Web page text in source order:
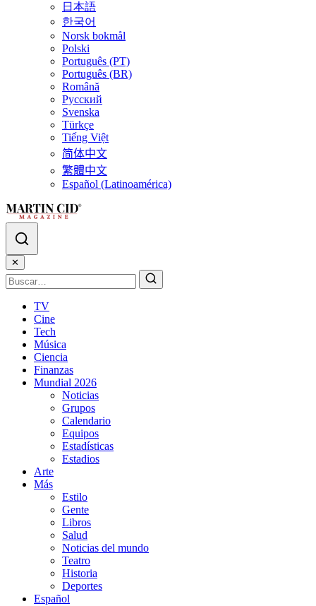
日本語
한국어
Norsk bokmål
Polski
Português (PT)
Português (BR)
Română
Русский
Svenska
Türkçe
Tiếng Việt
简体中文
繁體中文
Español (Latinoamérica)
✕
TV
Cine
Tech
Música
Ciencia
Finanzas
Mundial 2026
Noticias
Grupos
Calendario
Equipos
Estadísticas
Estadios
Arte
Más
Estilo
Gente
Libros
Salud
Noticias del mundo
Teatro
Historia
Deportes
Español